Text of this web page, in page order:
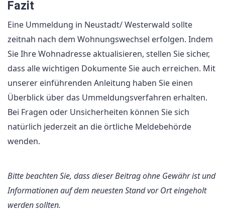
Fazit
Eine Ummeldung in Neustadt/ Westerwald sollte
zeitnah nach dem Wohnungswechsel erfolgen. Indem
Sie Ihre Wohnadresse aktualisieren, stellen Sie sicher,
dass alle wichtigen Dokumente Sie auch erreichen. Mit
unserer einführenden Anleitung haben Sie einen
Überblick über das Ummeldungsverfahren erhalten.
Bei Fragen oder Unsicherheiten können Sie sich
natürlich jederzeit an die örtliche Meldebehörde
wenden.
Bitte beachten Sie, dass dieser Beitrag ohne Gewähr ist und
Informationen auf dem neuesten Stand vor Ort eingeholt
werden sollten.